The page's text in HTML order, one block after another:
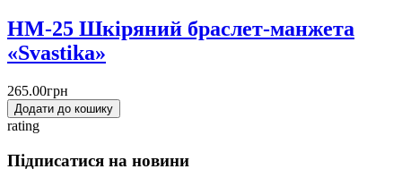
HM-25 Шкіряний браслет-манжета
«Svastika»
265.00грн
Додати до кошику
rating
Підписатися на новини